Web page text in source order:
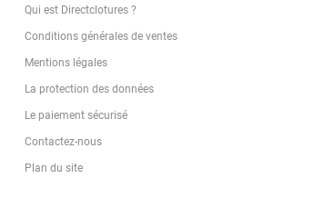
Qui est Directclotures ?
Conditions générales de ventes
Mentions légales
La protection des données
Le paiement sécurisé
Contactez-nous
Plan du site